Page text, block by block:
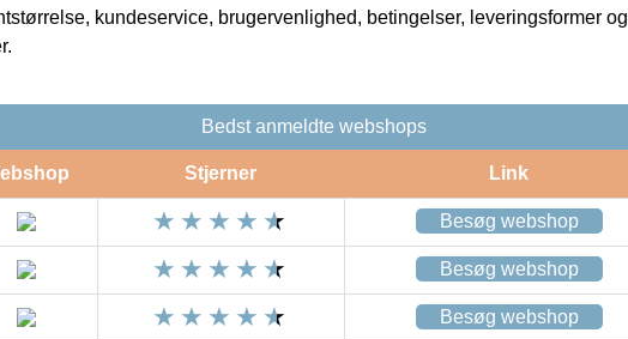
kundeservice, brugervenlighed, betingelser, leveringsformer og
Bedst anmeldte webshops
Stjerner Link
Besøg webshop
Besøg webshop
Besøg webshop